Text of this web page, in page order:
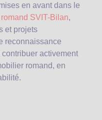
en avant dans le
SVIT-Bilan,
et projets
reconnaissance
activement
romand, en